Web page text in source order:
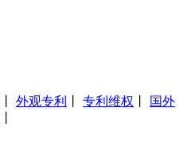
外观专利 专利维权
国外